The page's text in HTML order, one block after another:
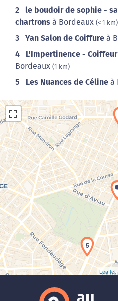
2
le boudoir de sophie -
chartrons à Bordeaux (< 1 km)
3 Yan Salon de Coiffure à
4 L'Impertinence -
Bordeaux (1 km)
5 Les Nuances de Céline à
Chargement de
5
Leaflet